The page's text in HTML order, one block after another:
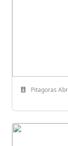
Pitagoras